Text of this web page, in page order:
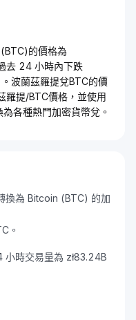
的價格為
24 小時內下跌
波蘭茲羅提兌BTC的價
羅提/BTC價格，並使用
各種熱門加密貨幣兌。
換為 Bitcoin (BTC) 的加
。
時交易量為 zł83.24B